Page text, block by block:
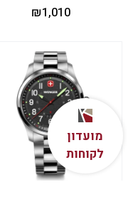
₪1,010
מועדון
לקוחות